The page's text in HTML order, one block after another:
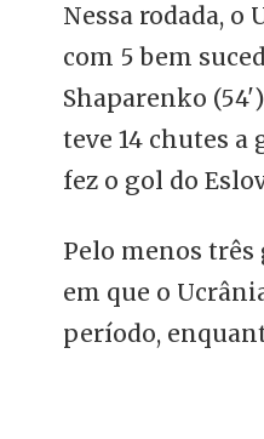
Nessa rodada, o
com 5 bem
Shaparenko
teve 14 chutes a
fez o gol do
Pelo menos
em que o
período,